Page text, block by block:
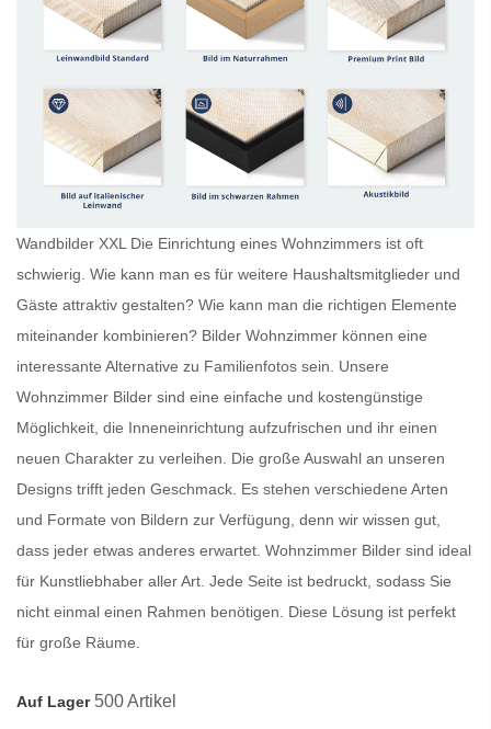
Wandbilder XXL Die Einrichtung eines Wohnzimmers ist oft
schwierig. Wie kann man es für weitere Haushaltsmitglieder und
Gäste attraktiv gestalten? Wie kann man die richtigen Elemente
miteinander kombinieren? Bilder Wohnzimmer können eine
interessante Alternative zu Familienfotos sein. Unsere
Wohnzimmer Bilder sind eine einfache und kostengünstige
Möglichkeit, die Inneneinrichtung aufzufrischen und ihr einen
neuen Charakter zu verleihen. Die große Auswahl an unseren
Designs trifft jeden Geschmack. Es stehen verschiedene Arten
und Formate von Bildern zur Verfügung, denn wir wissen gut,
dass jeder etwas anderes erwartet. Wohnzimmer Bilder sind ideal
für Kunstliebhaber aller Art. Jede Seite ist bedruckt, sodass Sie
nicht einmal einen Rahmen benötigen. Diese Lösung ist perfekt
für große Räume.
Auf Lager 500 Artikel